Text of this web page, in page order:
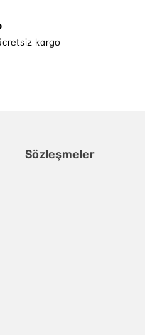
kargo
Sözleşmeler